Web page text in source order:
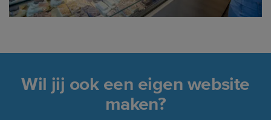
Wil jij ook een eigen website
maken?